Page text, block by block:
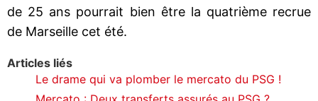
de 25 ans pourrait bien être la quatrième recrue
de Marseille cet été.
Articles liés
Le drame qui va plomber le mercato du PSG !